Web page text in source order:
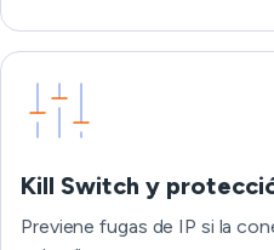
Kill Switch y
Previene fugas de IP si la